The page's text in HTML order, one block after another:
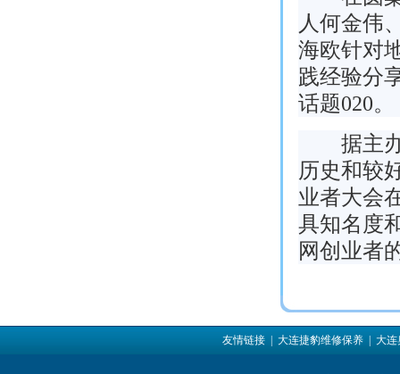
人何金伟
海欧针对
践经验分
话题020。
据主办
历史和较
业者大会
具知名度
网创业者
友情链接 | 大连捷豹维修保养 | 大连